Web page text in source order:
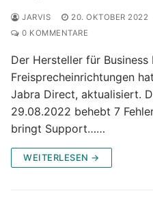
JARVIS 20. OKTOBER 2022
0 KOMMENTARE
Der Hersteller für Business
Freisprecheinrichtungen
Jabra Direct, aktualisiert.
29.08.2022 behebt 7
bringt Support……
WEITERLESEN →